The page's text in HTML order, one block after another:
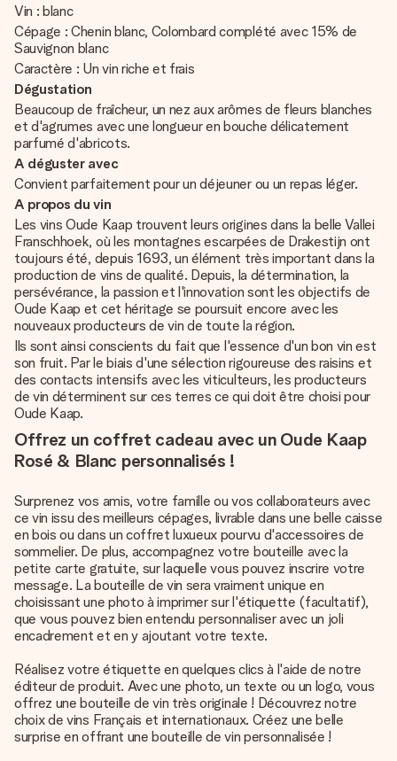
Vin : blanc
Cépage : Chenin blanc, Colombard complété avec 15% de
Sauvignon blanc
Caractère : Un vin riche et frais
Dégustation
Beaucoup de fraîcheur, un nez aux arômes de fleurs blanches
et d'agrumes avec une longueur en bouche délicatement
parfumé d'abricots.
A déguster avec
Convient parfaitement pour un déjeuner ou un repas léger.
A propos du vin
Les vins Oude Kaap trouvent leurs origines dans la belle Vallei
Franschhoek, où les montagnes escarpées de Drakestijn ont
toujours été, depuis 1693, un élément très important dans la
production de vins de qualité. Depuis, la détermination, la
persévérance, la passion et l'innovation sont les objectifs de
Oude Kaap et cet héritage se poursuit encore avec les
nouveaux producteurs de vin de toute la région.
Ils sont ainsi conscients du fait que l'essence d'un bon vin est
son fruit. Par le biais d'une sélection rigoureuse des raisins et
des contacts intensifs avec les viticulteurs, les producteurs
de vin déterminent sur ces terres ce qui doit être choisi pour
Oude Kaap.
Offrez un coffret cadeau avec un Oude Kaap
Rosé & Blanc personnalisés !
Surprenez vos amis, votre famille ou vos collaborateurs avec
ce vin issu des meilleurs cépages, livrable dans une belle caisse
en bois ou dans un coffret luxueux pourvu d'accessoires de
sommelier. De plus, accompagnez votre bouteille avec la
petite carte gratuite, sur laquelle vous pouvez inscrire votre
message. La bouteille de vin sera vraiment unique en
choisissant une photo à imprimer sur l'étiquette (facultatif),
que vous pouvez bien entendu personnaliser avec un joli
encadrement et en y ajoutant votre texte.
Réalisez votre étiquette en quelques clics à l'aide de notre
éditeur de produit. Avec une photo, un texte ou un logo, vous
offrez une bouteille de vin très originale ! Découvrez notre
choix de vins Français et internationaux. Créez une belle
surprise en offrant une bouteille de vin personnalisée !